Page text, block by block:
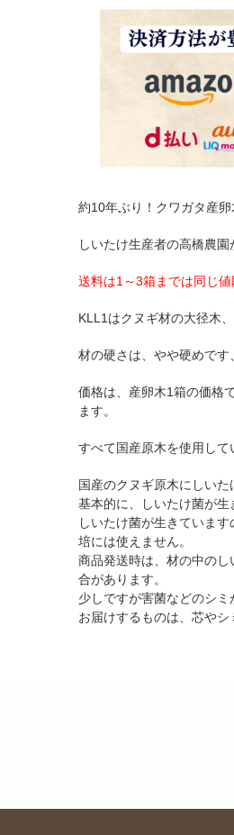
約10年ぶり！クワガタ産
しいたけ生産者の高橋農園
送料は1～3箱までは同じ値
KLL1はクヌギ材の大径木
材の硬さは、やや硬めです
価格は、産卵木1箱の価格
ます。
すべて国産原木を使用して
国産のクヌギ原木にしいた
基本的に、しいたけ菌が生
しいたけ菌が生きていま
培には使えません。
商品発送時は、材の中の
合があります。
少しですが害菌などのシミ
お届けするものは、芯やシ